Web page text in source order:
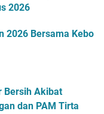
2026
2026 Bersama Kebo
Bersih Akibat
dan PAM Tirta